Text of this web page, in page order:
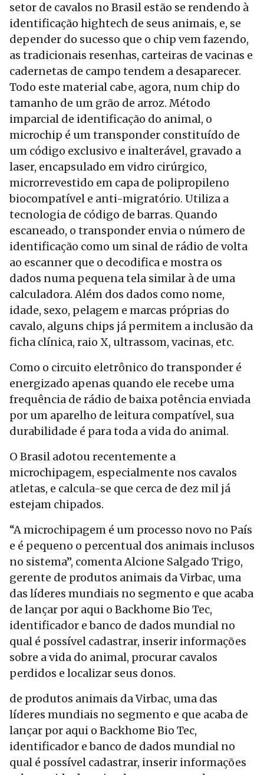
setor de cavalos no Brasil estão se rendendo à
identificação hightech de seus animais, e, se
depender do sucesso que o chip vem fazendo,
as tradicionais resenhas, carteiras de vacinas e
cadernetas de campo tendem a desaparecer.
Todo este material cabe, agora, num chip do
tamanho de um grão de arroz. Método
imparcial de identificação do animal, o
microchip é um transponder constituído de
um código exclusivo e inalterável, gravado a
laser, encapsulado em vidro cirúrgico,
microrrevestido em capa de polipropileno
biocompatível e anti-migratório. Utiliza a
tecnologia de código de barras. Quando
escaneado, o transponder envia o número de
identificação como um sinal de rádio de volta
ao escanner que o decodifica e mostra os
dados numa pequena tela similar à de uma
calculadora. Além dos dados como nome,
idade, sexo, pelagem e marcas próprias do
cavalo, alguns chips já permitem a inclusão da
ficha clínica, raio X, ultrassom, vacinas, etc.
Como o circuito eletrônico do transponder é
energizado apenas quando ele recebe uma
frequência de rádio de baixa potência enviada
por um aparelho de leitura compatível, sua
durabilidade é para toda a vida do animal.
O Brasil adotou recentemente a
microchipagem, especialmente nos cavalos
atletas, e calcula-se que cerca de dez mil já
estejam chipados.
“A microchipagem é um processo novo no País
e é pequeno o percentual dos animais inclusos
no sistema”, comenta Alcione Salgado Trigo,
gerente de produtos animais da Virbac, uma
das líderes mundiais no segmento e que acaba
de lançar por aqui o Backhome Bio Tec,
identificador e banco de dados mundial no
qual é possível cadastrar, inserir informações
sobre a vida do animal, procurar cavalos
perdidos e localizar seus donos.
de produtos animais da Virbac, uma das
líderes mundiais no segmento e que acaba de
lançar por aqui o Backhome Bio Tec,
identificador e banco de dados mundial no
qual é possível cadastrar, inserir informações